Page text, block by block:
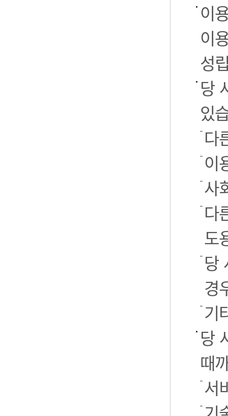
이
이
성
당
있
다
이
사
다
도
당
경
기
당
때
서